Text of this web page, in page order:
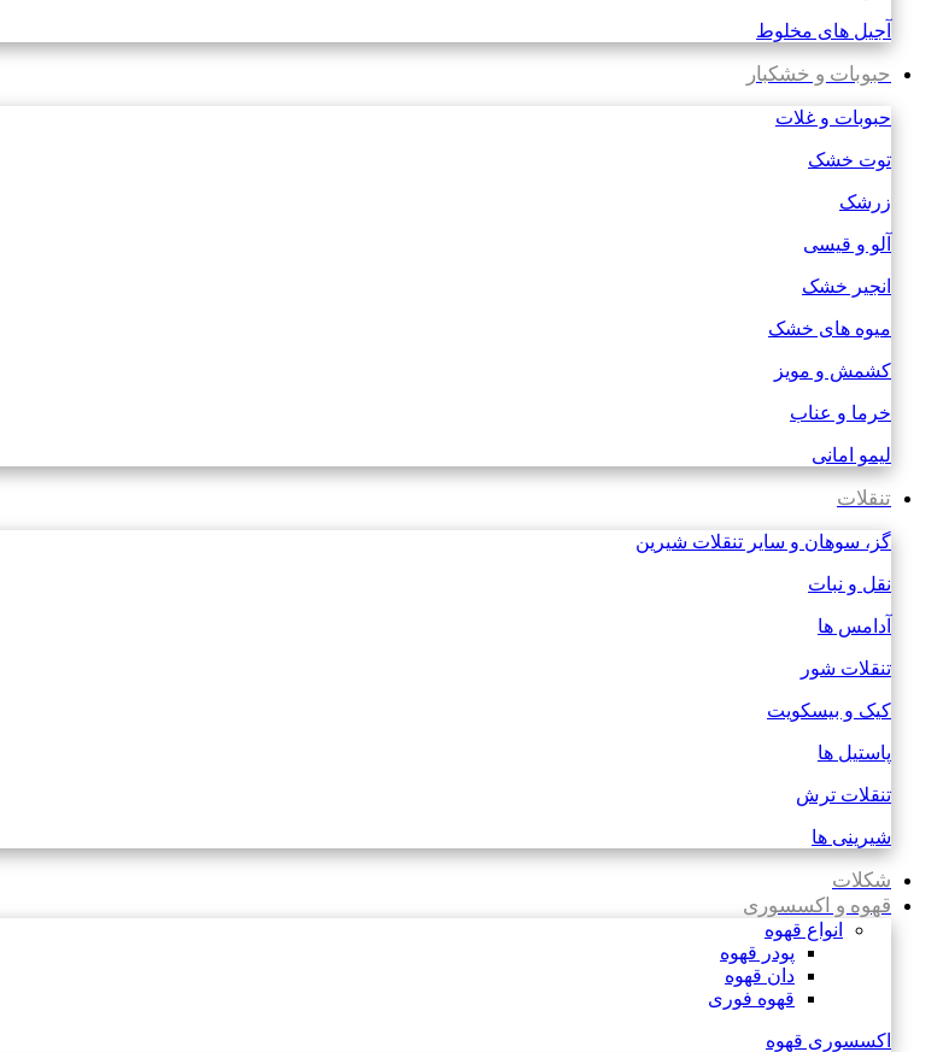
آجیل های مخلوط
حبوبات و خشکبار
حبوبات و غلات
توت خشک
زرشک
آلو و قیسی
انجیر خشک
میوه های خشک
کشمش و مویز
خرما و عناب
لیمو امانی
تنقلات
گز، سوهان و سایر تنقلات شیرین
نقل و نبات
آدامس ها
تنقلات شور
کیک و بیسکویت
پاستیل ها
تنقلات ترش
شیرینی ها
شکلات
قهوه و اکسسوری
انواع قهوه
پودر قهوه
دان قهوه
قهوه فوری
اکسسوری قهوه